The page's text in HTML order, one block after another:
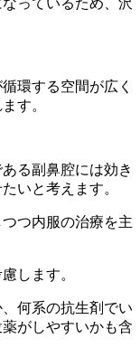
っているため、沢
環する空間が広く
す。
る副鼻腔には効き
いと考えます。
つ内服の治療を主
します。
何系の抗生剤でい
がしやすいかも含